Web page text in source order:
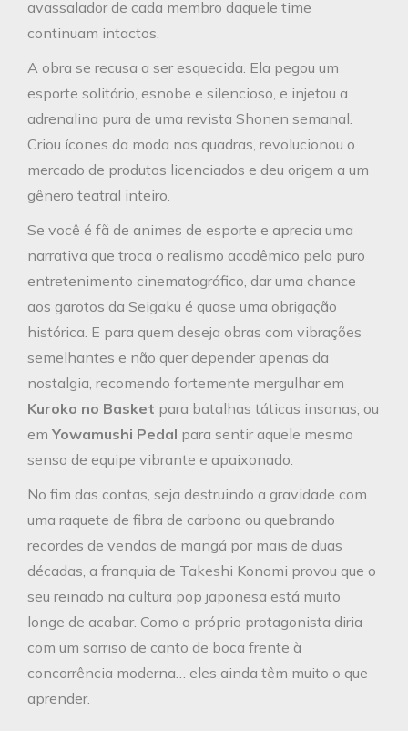
avassalador de cada membro daquele time
continuam intactos.
A obra se recusa a ser esquecida. Ela pegou um
esporte solitário, esnobe e silencioso, e injetou a
adrenalina pura de uma revista Shonen semanal.
Criou ícones da moda nas quadras, revolucionou o
mercado de produtos licenciados e deu origem a um
gênero teatral inteiro.
Se você é fã de animes de esporte e aprecia uma
narrativa que troca o realismo acadêmico pelo puro
entretenimento cinematográfico, dar uma chance
aos garotos da Seigaku é quase uma obrigação
histórica. E para quem deseja obras com vibrações
semelhantes e não quer depender apenas da
nostalgia, recomendo fortemente mergulhar em
Kuroko no Basket para batalhas táticas insanas, ou
em Yowamushi Pedal para sentir aquele mesmo
senso de equipe vibrante e apaixonado.
No fim das contas, seja destruindo a gravidade com
uma raquete de fibra de carbono ou quebrando
recordes de vendas de mangá por mais de duas
décadas, a franquia de Takeshi Konomi provou que o
seu reinado na cultura pop japonesa está muito
longe de acabar. Como o próprio protagonista diria
com um sorriso de canto de boca frente à
concorrência moderna… eles ainda têm muito o que
aprender.